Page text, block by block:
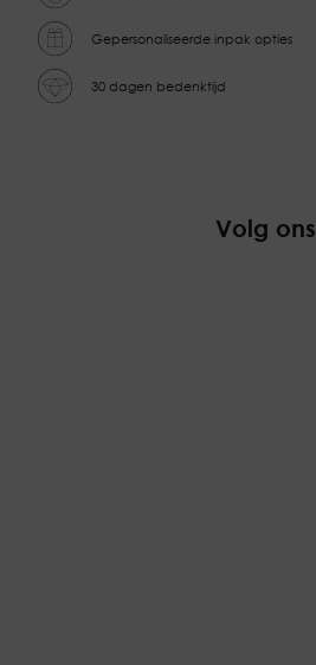
Gepersonaliseerde inpak opties
30 dagen bedenktijd
Volg ons